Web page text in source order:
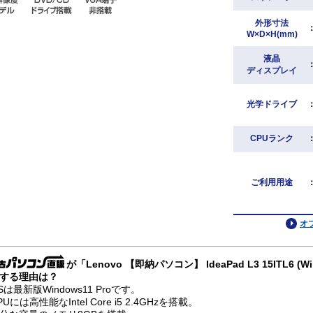
外形寸法
W×D×H(mm)
液晶
ディスプレイ
光学ドライブ
CPUランク
ご利用用途
オ
が「Lenovo 【即納パソコン】 IdeaPad L3 15ITL6
る理由は？
は最新版Windows11 Proです。
には高性能なIntel Core i5 2.4GHzを搭載。